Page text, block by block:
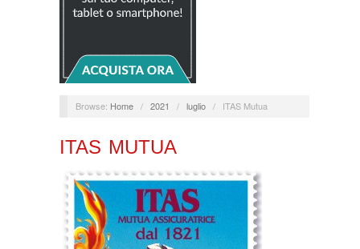
Browse: Home / 2021 / luglio / ITAS Mutua
ITAS MUTUA